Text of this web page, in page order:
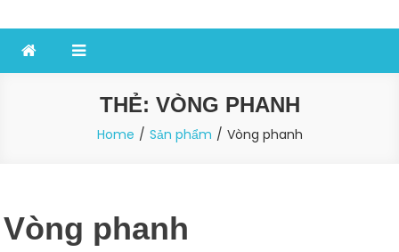
THẺ: VÒNG PHANH
Home Sản phẩm Vòng phanh
Vòng phanh